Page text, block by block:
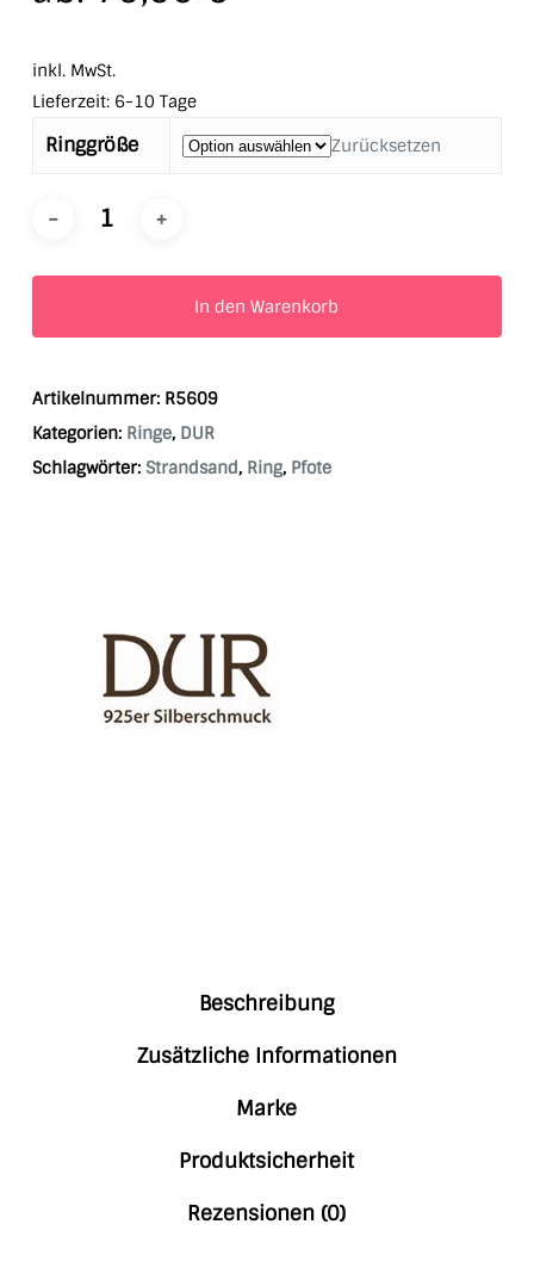
inkl. MwSt.
Lieferzeit: 6-10 Tage
Ringgröße Zurücksetzen
In den Warenkorb
Artikelnummer: R5609
Kategorien: Ringe, DUR
Schlagwörter: Strandsand, Ring, Pfote
Beschreibung
Zusätzliche Informationen
Marke
Produktsicherheit
Rezensionen (0)